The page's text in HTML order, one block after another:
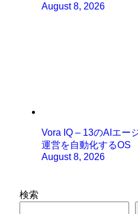
August 8, 2026
Vora IQ – 13のAIエー
運営を自動化するOS
August 8, 2026
検索